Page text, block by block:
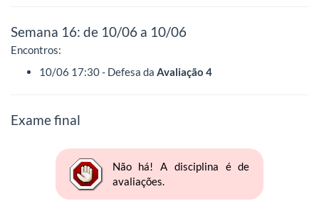
Semana 16: de 10/06 a 10/06
Encontros:
10/06 17:30 - Defesa da Avaliação 4
Exame final
Não há! A disciplina é de
avaliações.